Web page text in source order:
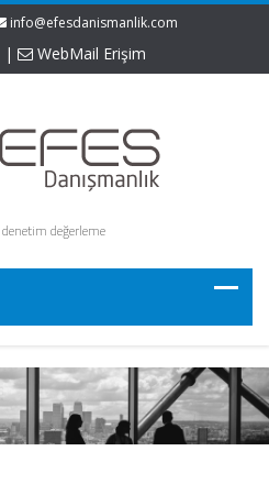
info@efesdanismanlik.com
| WebMail Erişim
değerleme